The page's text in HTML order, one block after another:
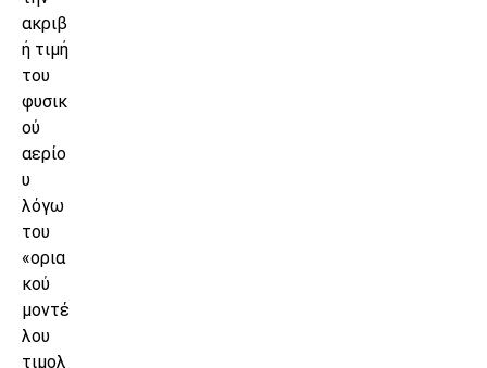
ακριβ
ή τιμή
του
φυσικ
ού
αερίο
υ
λόγω
του
«ορια
κού
μοντέ
λου
τιμολ